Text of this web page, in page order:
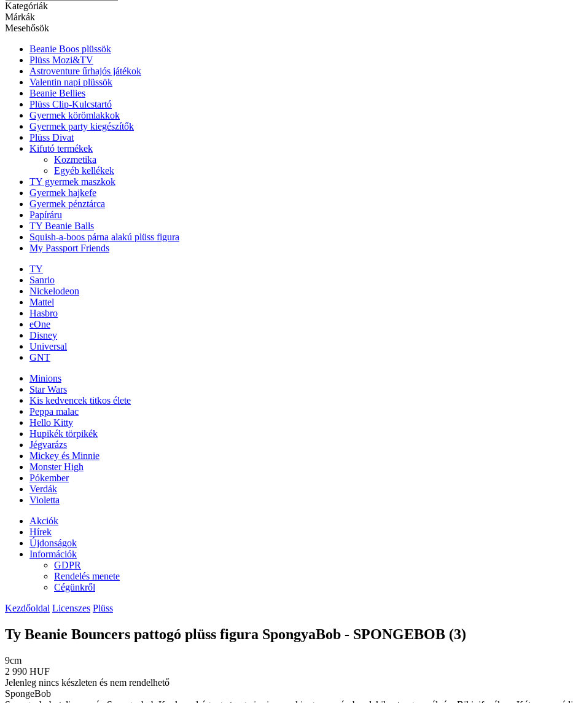
Kategóriák
Márkák
Mesehősök
Beanie Boos plüssök
Plüss Mozi&TV
Astroventure űrhajós játékok
Valentin napi plüssök
Beanie Bellies
Plüss Clip-Kulcstartó
Gyermek körömlakkok
Gyermek party kiegészítők
Plüss Divat
Kifutó termékek
Kozmetika
Egyéb kellékek
TY gyermek maszkok
Gyermek hajkefe
Gyermek pénztárca
Papíráru
TY Beanie Balls
Squish-a-boos párna alakú plüss figura
My Passport Friends
TY
Sanrio
Nickelodeon
Mattel
Hasbro
eOne
Disney
Universal
GNT
Minions
Star Wars
Kis kedvencek titkos élete
Peppa malac
Hello Kitty
Hupikék törpikék
Jégvarázs
Mickey és Minnie
Monster High
Pókember
Verdák
Violetta
Akciók
Hírek
Újdonságok
Információk
GDPR
Rendelés menete
Cégünkről
Kezdőoldal Licenszes Plüss
Ty Beanie Bouncers pattogó plüss figura SpongyaBob - SPONGEBOB (3)
9cm
2 990 HUF
Jelenleg nincs készleten és nem rendelhető
SpongeBob